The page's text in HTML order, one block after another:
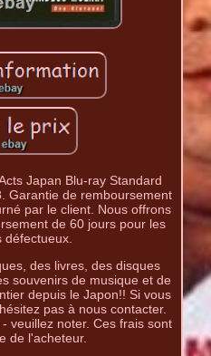
Japan Blu-ray Standard
Garantie de remboursement
par le client. Nous offrons
de 60 jours pour les
défectueux.
des livres, des disques
souvenirs de musique et de
depuis le Japon!! Si vous
pas à nous contacter.
veuillez noter. Ces frais sont
de l'acheteur.